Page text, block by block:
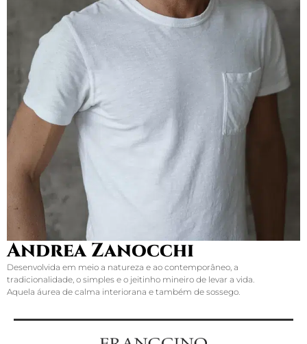
Andrea Zanocchi
Desenvolvida em meio a natureza e ao contemporâneo, a
tradicionalidade, o simples e o jeitinho mineiro de levar a vida.
Aquela áurea de calma interiorana e também de sossego.